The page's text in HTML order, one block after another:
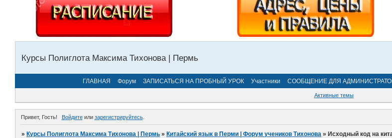
Курсы Полиглота Максима Тихонова | Пермь
ГЛАВНАЯ Форум ЗАПИСАТЬСЯ НА ПРОБНЫЙ УРОК Участники СООБЩЕНИЕ ДЛЯ
Активные темы
Привет, Гость! Войдитеили зарегистрируйтесь.
»Курсы Полиглота Максима Тихонова | Пермь »Китайский язык в Перми | Форум учеников Тихонова »Исходный код на